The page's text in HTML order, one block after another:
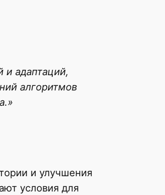
и адаптаций,
алгоритмов
и улучшения
условия для